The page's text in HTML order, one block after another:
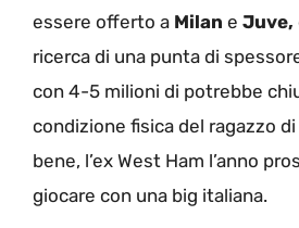
essere offerto a Milan e Juve,
ricerca di una punta di
con 4-5 milioni di potrebbe
condizione fisica del ragazzo
bene, l’ex West Ham l’anno
giocare con una big italiana.